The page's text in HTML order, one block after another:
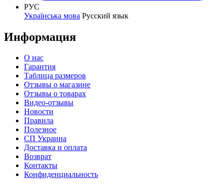
РУС
Українська мова Русский язык
Информация
О нас
Гарантия
Таблица размеров
Отзывы о магазине
Отзывы о товарах
Видео-отзывы
Новости
Правила
Полезное
СП Украина
Доставка и оплата
Возврат
Контакты
Конфиденциальность